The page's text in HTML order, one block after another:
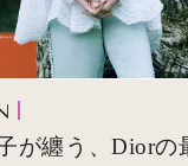
が纏う、Diorの最